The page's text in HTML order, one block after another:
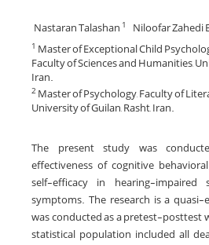
Nastaran Talashan 1 Niloofar Zahedi
1 Master of Exceptional Child
Faculty of Sciences and Humanities,
Iran.
2Master of Psychology, Faculty of
University of Guilan, Rasht, Iran.
The present study was
effectiveness of cognitive
self-efficacy in hearing-
symptoms. The research is a
was conducted as a pretest-posttest
statistical population included all